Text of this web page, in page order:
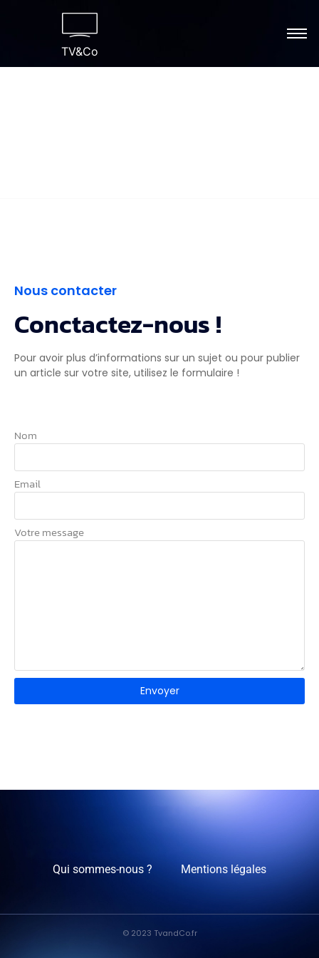
TV&Co
Nous contacter
Conctactez-nous !
Pour avoir plus d’informations sur un sujet ou pour publier
un article sur votre site, utilisez le formulaire !
Nom
Email
Votre message
Envoyer
Qui sommes-nous ? Mentions légales
© 2023 TvandCo.fr